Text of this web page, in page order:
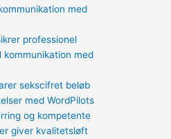
med
professionel
kommunikation med
sekscifret beløb
med WordPilots
og kompetente
giver kvalitetsløft